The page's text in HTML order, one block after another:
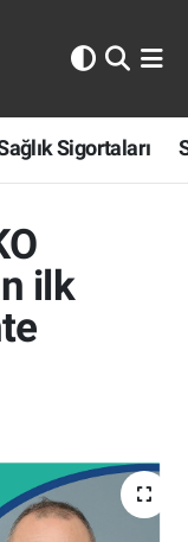
Sigortaları
ilk